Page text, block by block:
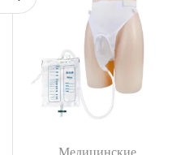
Медицинские